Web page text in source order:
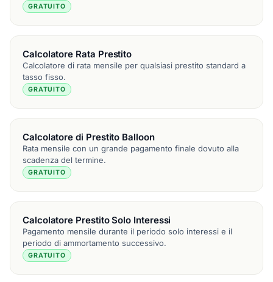
GRATUITO
Calcolatore Rata Prestito
Calcolatore di rata mensile per qualsiasi prestito standard a
tasso fisso.
GRATUITO
Calcolatore di Prestito Balloon
Rata mensile con un grande pagamento finale dovuto alla
scadenza del termine.
GRATUITO
Calcolatore Prestito Solo Interessi
Pagamento mensile durante il periodo solo interessi e il
periodo di ammortamento successivo.
GRATUITO